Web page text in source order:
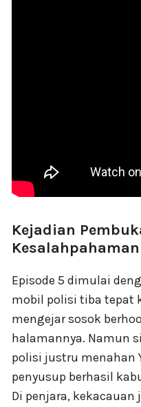
Kejadian
Kesalahpahaman
Episode 5 dimulai
mobil polisi tiba tepat
mengejar sosok
halamannya. Namun
polisi justru menahan
penyusup berhasil
Di penjara,